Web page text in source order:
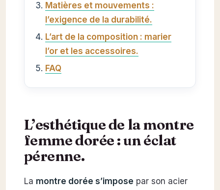
Matières et mouvements :
l’exigence de la durabilité.
L’art de la composition : marier
l’or et les accessoires.
FAQ
L’esthétique de la montre
femme dorée : un éclat
pérenne.
La montre dorée s’impose par son acier